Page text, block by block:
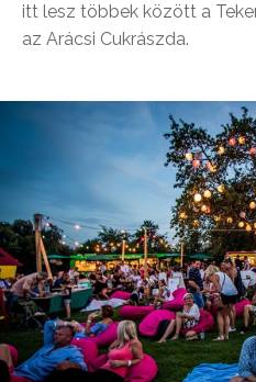
itt lesz többek között a
az Arácsi Cukrászda.